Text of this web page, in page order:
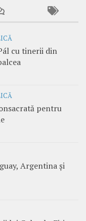
cu tinerii din
pentru
Argentina și